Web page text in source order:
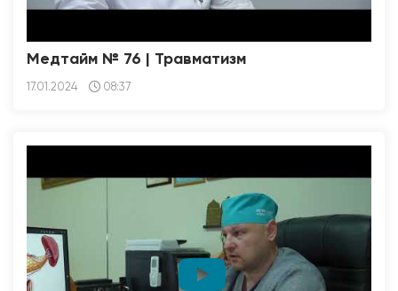
Медтайм № 76 | Травматизм
17.01.2024 08:37